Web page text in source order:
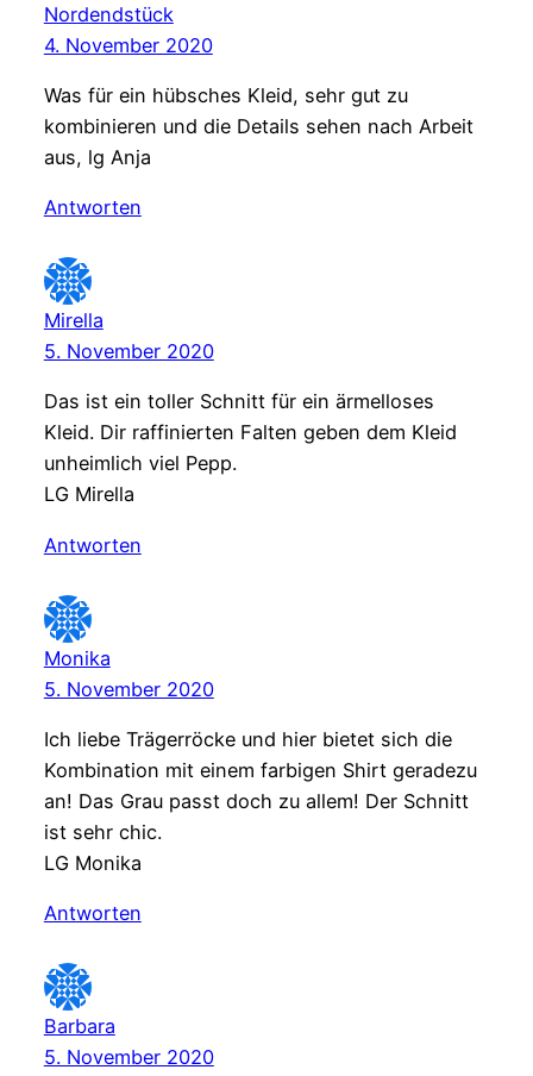
Nordendstück
4. November 2020
Was für ein hübsches Kleid, sehr gut zu
kombinieren und die Details sehen nach Arbeit
aus, lg Anja
Antworten
Mirella
5. November 2020
Das ist ein toller Schnitt für ein ärmelloses
Kleid. Dir raffinierten Falten geben dem Kleid
unheimlich viel Pepp.
LG Mirella
Antworten
Monika
5. November 2020
Ich liebe Trägerröcke und hier bietet sich die
Kombination mit einem farbigen Shirt geradezu
an! Das Grau passt doch zu allem! Der Schnitt
ist sehr chic.
LG Monika
Antworten
Barbara
5. November 2020